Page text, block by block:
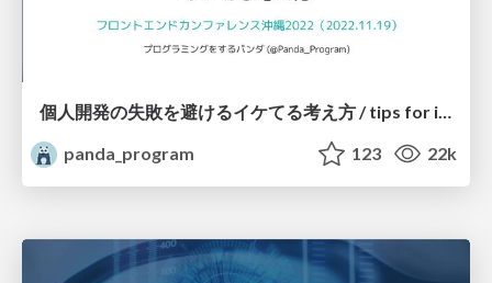
個人開発の失敗を避けるイケてる考え方 / tips for indie hackers
panda_program
123 22k